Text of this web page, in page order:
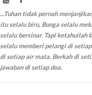
...Tuhan tidak pernah
itu selalu biru, Bunga selalu
selalu bersinar. Tapi ketahuilah
selalu memberi pelangi di
di setiap air mata, Berkah di
jawaban di setiap doa.